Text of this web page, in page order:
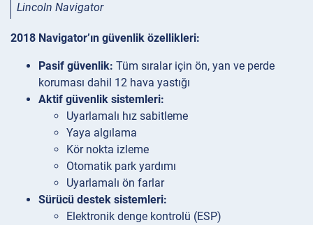
Lincoln Navigator
2018 Navigator’ın güvenlik özellikleri:
Pasif güvenlik: Tüm sıralar için ön, yan ve perde
koruması dahil 12 hava yastığı
Aktif güvenlik sistemleri:
Uyarlamalı hız sabitleme
Yaya algılama
Kör nokta izleme
Otomatik park yardımı
Uyarlamalı ön farlar
Sürücü destek sistemleri:
Elektronik denge kontrolü (ESP)